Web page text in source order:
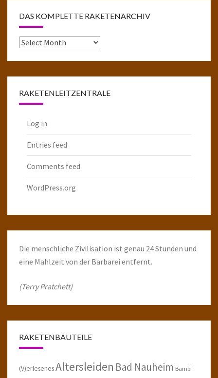
DAS KOMPLETTE RAKETENARCHIV
Das
RAKETENLEITZENTRALE
Log in
Entries feed
Comments feed
WordPress.org
Die menschliche Zivilisation ist genau 24 Stunden und
eine Mahlzeit von der Barbarei entfernt.
(Terry Pratchett)
RAKETENBAUTEILE
(V)erlesenesAltersleiden Bad Nauheim Bambi